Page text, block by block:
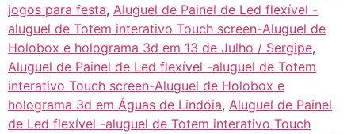
jogos para festa, Aluguel de Painel de Led flexível -
aluguel de Totem interativo Touch screen-Aluguel de
Holobox e holograma 3d em 13 de Julho / Sergipe,
Aluguel de Painel de Led flexível -aluguel de Totem
interativo Touch screen-Aluguel de Holobox e
holograma 3d em Águas de Lindóia, Aluguel de Painel
de Led flexível -aluguel de Totem interativo Touch